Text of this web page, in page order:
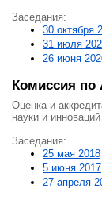
Заседания:
30 октября
31 июля
26 июня
Комиссия по
Оценка и
науки и инноваций
Заседания:
25 мая 2018
5 июня 2017
27 апреля